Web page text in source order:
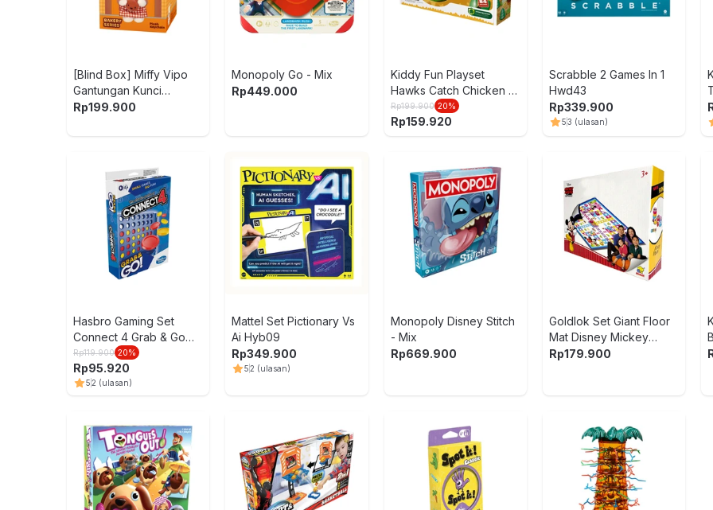
[Blind Box] Miffy Vipo
Gantungan Kunci
Boneka Plush Bakery
Rp199.900
Monopoly Go - Mix
Rp449.000
Kiddy Fun Playset
Hawks Catch Chicken -
Mix
Rp199.900 20%
Rp159.920
Scrabble 2 Games In 1
Hwd43
Rp339.900
53 (ulasan)
Hasbro Gaming Set
Connect 4 Grab & Go
B1000
Rp119.900 20%
Rp95.920
52 (ulasan)
Mattel Set Pictionary Vs
Ai Hyb09
Rp349.900
52 (ulasan)
Monopoly Disney Stitch
- Mix
Rp669.900
Goldlok Set Giant Floor
Mat Disney Mickey
Mouse & Friends Flight
Rp179.900